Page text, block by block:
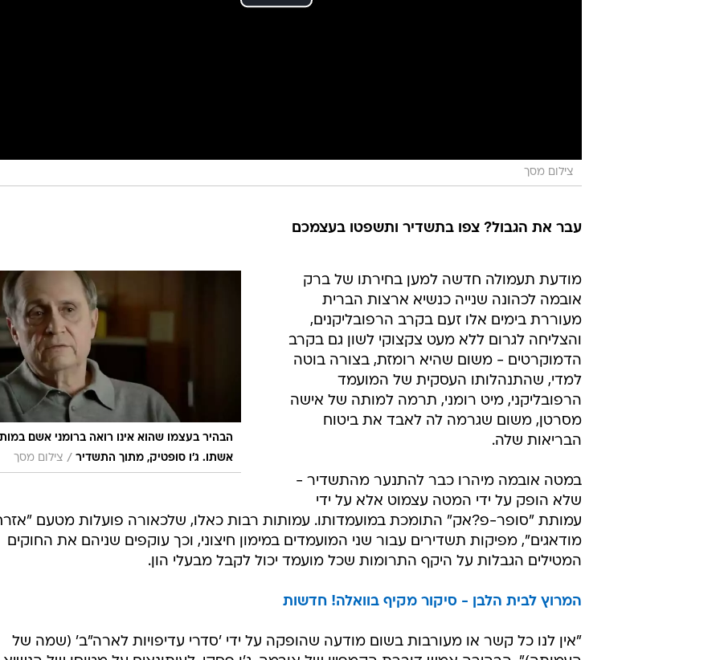
צילום מסך
עבר את הגבול? צפו בתשדיר ותשפטו בעצמכם
הבהיר בעצמו שהוא אינו רואה ברומני אשם במות
אשתו. ג'ו סופטיק, מתוך התשדיר / צילום מסך
מודעת תעמולה חדשה למען בחירתו של ברק
אובמה לכהונה שנייה כנשיא ארצות הברית
מעוררת בימים אלו זעם בקרב הרפובליקנים,
והצליחה לגרום ללא מעט צקצוקי לשון גם בקרב
הדמוקרטים - משום שהיא רומזת, בצורה בוטה
למדי, שהתנהלותו העסקית של המועמד
הרפובליקני, מיט רומני, תרמה למותה של אישה
מסרטן, משום שגרמה לה לאבד את ביטוח
הבריאות שלה.
במטה אובמה מיהרו כבר להתנער מהתשדיר -
שלא הופק על ידי המטה עצמוט אלא על ידי
עמותת "סופר-פ?אק" התומכת במועמדותו. עמותות רבות כאלו, שלכאורה פועלות מטעם
מודאגים", מפיקות תשדירים עבור שני המועמדים במימון חיצוני, וכך עוקפים שניהם את החוקים
המטילים הגבלות על היקף התרומות שכל מועמד יכול לקבל מבעלי הון.
המרוץ לבית הלבן - סיקור מקיף בוואלה! חדשות
"אין לנו כל קשר או מעורבות בשום מודעה שהופקה על ידי 'סדרי עדיפויות לארה"ב' (שמה של